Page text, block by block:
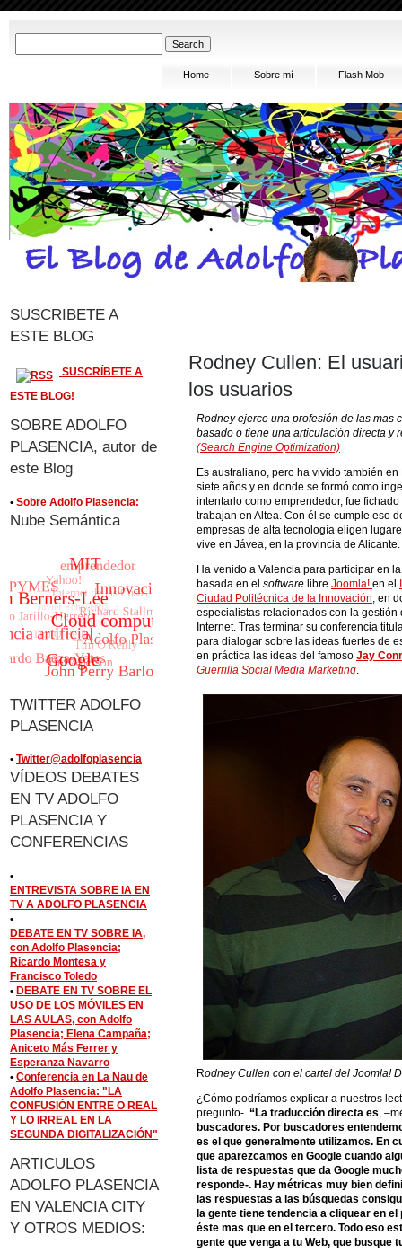
Home Sobre mí Flash Mob
Rodney Cullen: El
los usuarios
Rodney ejerce una profesión de las mas
basado o tiene una articulación directa y
(Search Engine Optimization)
Es australiano, pero ha vivido también
siete años y en donde se formó como
intentarlo como emprendedor, fue
trabajan en Altea. Con él se cumple eso
empresas de alta tecnología eligen
vive en Jávea, en la provincia de Alicante.
Ha venido a Valencia para participar en
basada en el software libre Joomla! en el
Ciudad Politécnica de la Innovación, en
especialistas relacionados con la
Internet. Tras terminar su conferencia
para dialogar sobre las ideas fuertes de
en práctica las ideas del famoso Jay
Guerrilla Social Media Marketing.
Rodney Cullen con el cartel del Joomla!
¿Cómo podríamos explicar a nuestros
pregunto-. “La traducción directa es,
buscadores. Por buscadores
es el que generalmente utilizamos. En
que aparezcamos en Google cuando
lista de respuestas que da Google
responde-. Hay métricas muy bien
las respuestas a las búsquedas
la gente tiene tendencia a cliquear en
éste mas que en el tercero. Todo eso
gente que venga a tu Web, que busque
SUSCRIBETE A
ESTE BLOG
SUSCRÍBETE A
ESTE BLOG!
SOBRE ADOLFO
PLASENCIA, autor de
este Blog
• Sobre Adolfo Plasencia:
Nube Semántica
TWITTER ADOLFO
PLASENCIA
• Twitter@adolfoplasencia
VÍDEOS DEBATES
EN TV ADOLFO
PLASENCIA Y
CONFERENCIAS
•
ENTREVISTA SOBRE IA EN
TV A ADOLFO PLASENCIA
•
DEBATE EN TV SOBRE IA,
con Adolfo Plasencia;
Ricardo Montesa y
Francisco Toledo
• DEBATE EN TV SOBRE EL
USO DE LOS MÓVILES EN
LAS AULAS, con Adolfo
Plasencia; Elena Campaña;
Aniceto Más Ferrer y
Esperanza Navarro
• Conferencia en La Nau de
Adolfo Plasencia: "LA
CONFUSIÓN ENTRE O REAL
Y LO IRREAL EN LA
SEGUNDA DIGITALIZACIÓN"
ARTICULOS
ADOLFO PLASENCIA
EN VALENCIA CITY
Y OTROS MEDIOS: